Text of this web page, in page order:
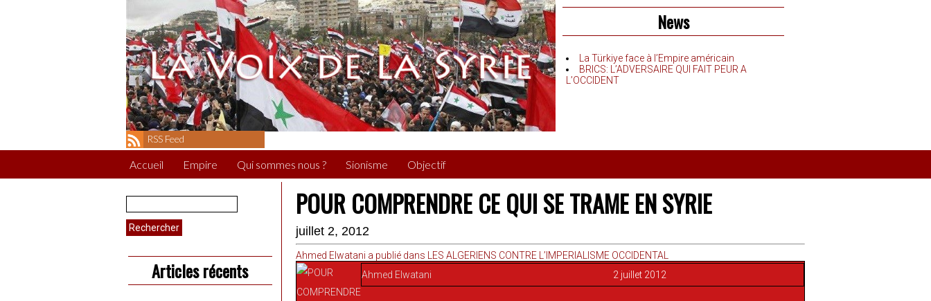
News
La Türkiye face à l’Empire américain
BRICS: L’ADVERSAIRE QUI FAIT PEUR A
L’OCCIDENT
RSS Feed
Accueil Empire Qui sommes nous ? Sionisme Objectif
Rechercher :
Articles récents
POUR COMPRENDRE CE QUI SE TRAME EN SYRIE
juillet 2, 2012
Ahmed Elwatani a publié dans LES ALGERIENS CONTRE L’IMPERIALISME OCCIDENTAL
Ahmed Elwatani
2 juillet 2012